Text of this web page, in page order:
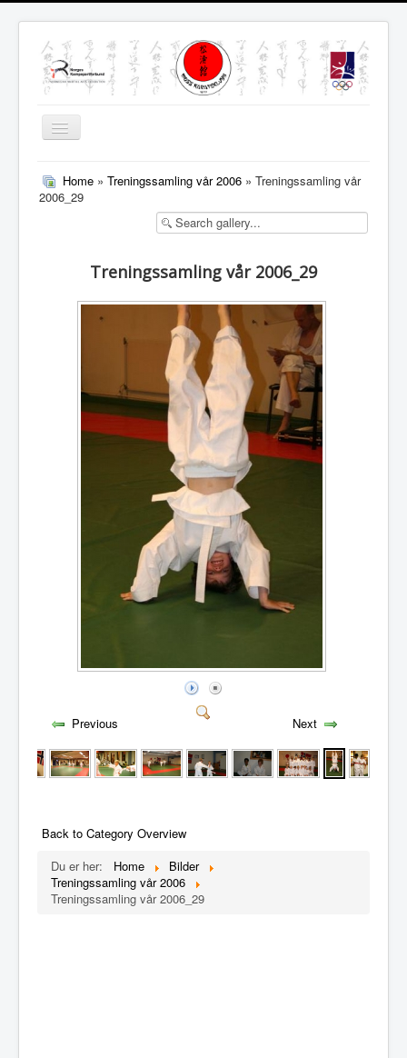
Skjul/Vis
navigasjon
Home » Treningssamling vår 2006 » Treningssamling vår
2006_29
Treningssamling vår 2006_29
Previous Next
Back to Category Overview
Du er her:
Home
Bilder
Treningssamling vår 2006
Treningssamling vår 2006_29